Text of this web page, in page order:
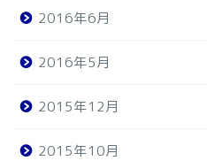
2016年6月
2016年5月
2015年12月
2015年10月